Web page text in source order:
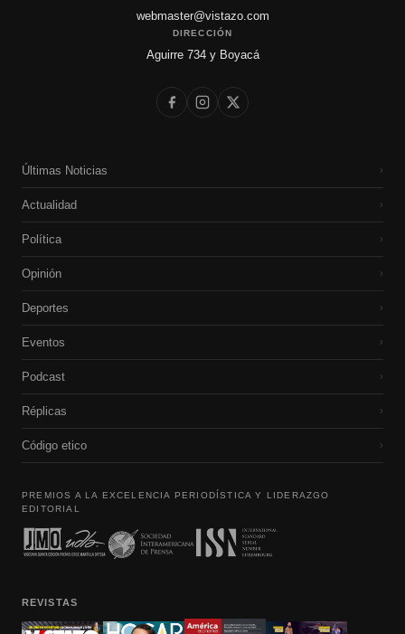
webmaster@vistazo.com
DIRECCIÓN
Aguirre 734 y Boyacá
Últimas Noticias ›
Actualidad ›
Política ›
Opinión ›
Deportes ›
Eventos ›
Podcast ›
Réplicas ›
Código etico ›
PREMIOS A LA EXCELENCIA PERIODÍSTICA Y LIDERAZGO
EDITORIAL
REVISTAS